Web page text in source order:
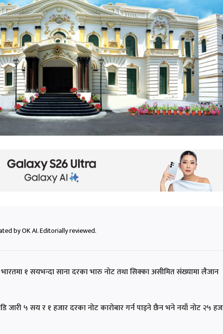
by OK AI. Editorially reviewed.
१ सयभन्दा साना दरका भारु नोट तथा सिक्का असीमित संख्यामा लैजान
जारी ५ सय र १ हजार दरका नोट कारोबार गर्न पाइने छैन भने नयाँ नोट २५